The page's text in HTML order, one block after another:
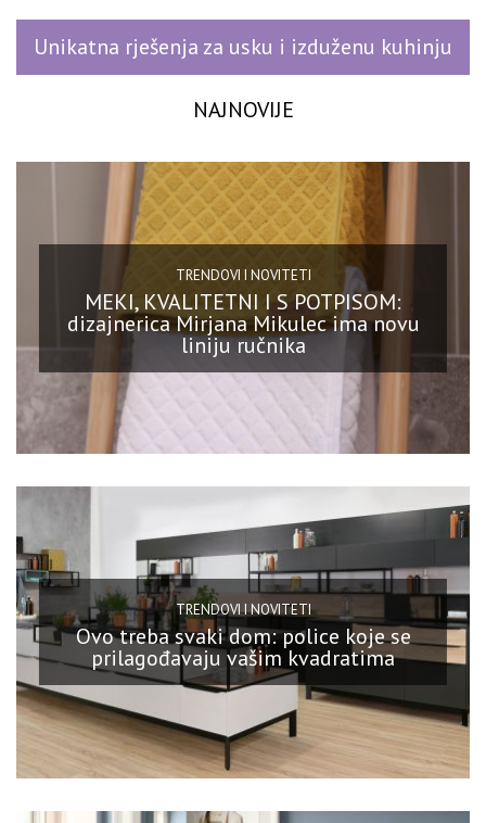
Unikatna rješenja za usku i izduženu kuhinju
NAJNOVIJE
TRENDOVI I NOVITETI
MEKI, KVALITETNI I S POTPISOM:
dizajnerica Mirjana Mikulec ima novu
liniju ručnika
TRENDOVI I NOVITETI
Ovo treba svaki dom: police koje se
prilagođavaju vašim kvadratima